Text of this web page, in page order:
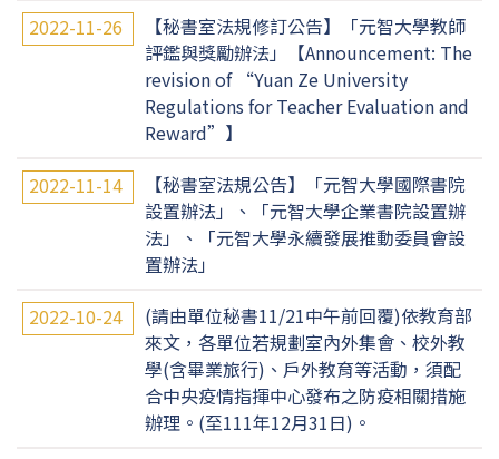
2022-11-26
【秘書室法規修訂公告】「元智大學教師
評鑑與獎勵辦法」【Announcement: The
revision of “Yuan Ze University
Regulations for Teacher Evaluation and
Reward”】
2022-11-14
【秘書室法規公告】「元智大學國際書院
設置辦法」、「元智大學企業書院設置辦
法」、「元智大學永續發展推動委員會設
置辦法」
2022-10-24
(請由單位秘書11/21中午前回覆)依教育部
來文，各單位若規劃室內外集會、校外教
學(含畢業旅行)、戶外教育等活動，須配
合中央疫情指揮中心發布之防疫相關措施
辦理。(至111年12月31日)。